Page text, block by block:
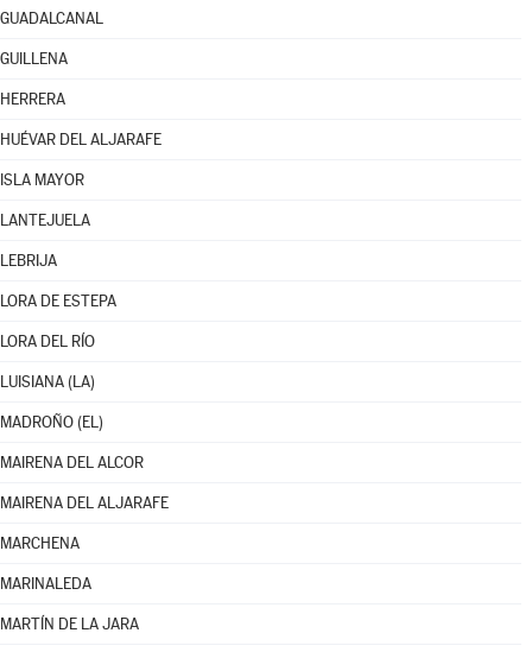
GUADALCANAL
GUILLENA
HERRERA
HUÉVAR DEL ALJARAFE
ISLA MAYOR
LANTEJUELA
LEBRIJA
LORA DE ESTEPA
LORA DEL RÍO
LUISIANA (LA)
MADROÑO (EL)
MAIRENA DEL ALCOR
MAIRENA DEL ALJARAFE
MARCHENA
MARINALEDA
MARTÍN DE LA JARA